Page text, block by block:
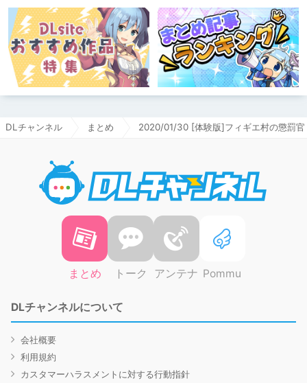
DLチャンネル まとめ 2020/01/30 [体験版]フィギエ村の懲罰官
まとめ トーク アンテナ Pommu
DLチャンネルについて
会社概要
利用規約
カスタマーハラスメントに対する行動指針